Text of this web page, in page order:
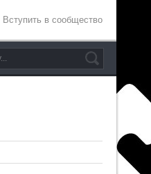
Вступить в сообщество